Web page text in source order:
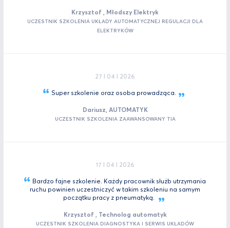
Krzysztof , Młodszy Elektryk
UCZESTNIK SZKOLENIA UKŁADY AUTOMATYCZNEJ REGULACJI DLA
ELEKTRYKÓW
27 I 04 I 2026
Super szkolenie oraz osoba prowadząca.
Dariusz, AUTOMATYK
UCZESTNIK SZKOLENIA ZAAWANSOWANY TIA
17 I 04 I 2026
Bardzo fajne szkolenie. Każdy pracownik służb utrzymania
ruchu powinien uczestniczyć w takim szkoleniu na samym
początku pracy z pneumatyką.
Krzysztof , Technolog automatyk
UCZESTNIK SZKOLENIA DIAGNOSTYKA I SERWIS UKŁADÓW